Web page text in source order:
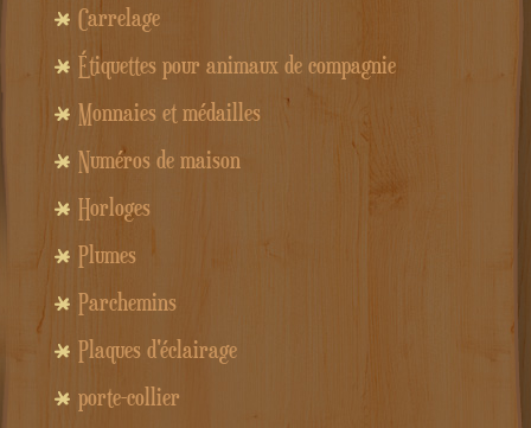
Carrelage
Étiquettes pour animaux de compagnie
Monnaies et médailles
Numéros de maison
Horloges
Plumes
Parchemins
Plaques d'éclairage
porte-collier